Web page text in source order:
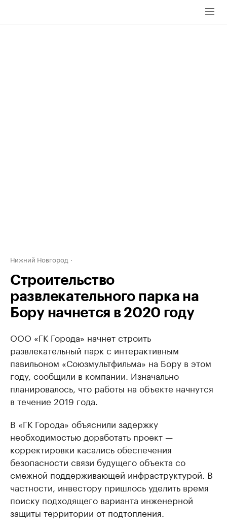
Нижний Новгород
Строительство
развлекательного парка на
Бору начнется в 2020 году
ООО «ГК Города» начнет строить
развлекательный парк с интерактивным
павильоном «Союзмультфильма» на Бору в этом
году, сообщили в компании. Изначально
планировалось, что работы на объекте начнутся
в течение 2019 года.
В «ГК Города» объяснили задержку
необходимостью доработать проект —
корректировки касались обеспечения
безопасности связи будущего объекта со
смежной поддерживающей инфраструктурой. В
частности, инвестору пришлось уделить время
поиску подходящего варианта инженерной
защиты территории от подтопления.